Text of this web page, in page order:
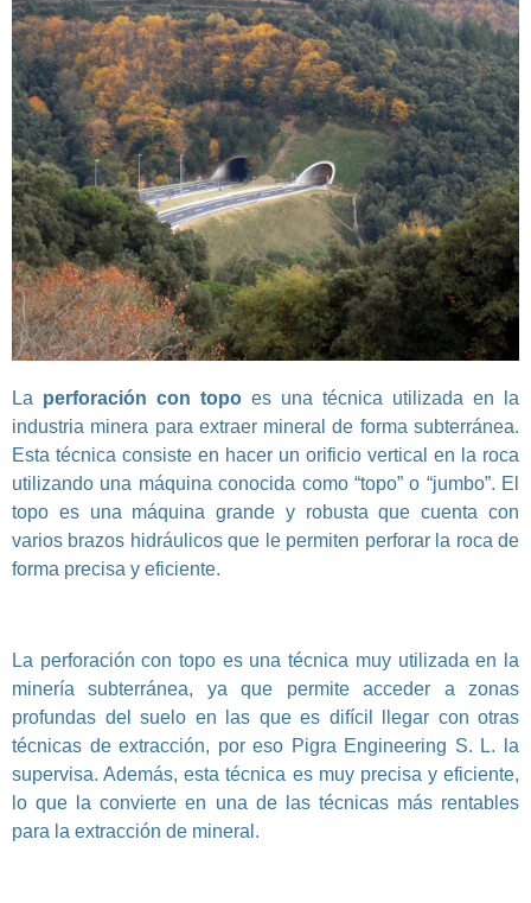
La perforación con topo es una técnica utilizada en la
industria minera para extraer mineral de forma subterránea.
Esta técnica consiste en hacer un orificio vertical en la roca
utilizando una máquina conocida como “topo” o “jumbo”. El
topo es una máquina grande y robusta que cuenta con
varios brazos hidráulicos que le permiten perforar la roca de
forma precisa y eficiente.
La perforación con topo es una técnica muy utilizada en la
minería subterránea, ya que permite acceder a zonas
profundas del suelo en las que es difícil llegar con otras
técnicas de extracción, por eso Pigra Engineering S. L. la
supervisa. Además, esta técnica es muy precisa y eficiente,
lo que la convierte en una de las técnicas más rentables
para la extracción de mineral.